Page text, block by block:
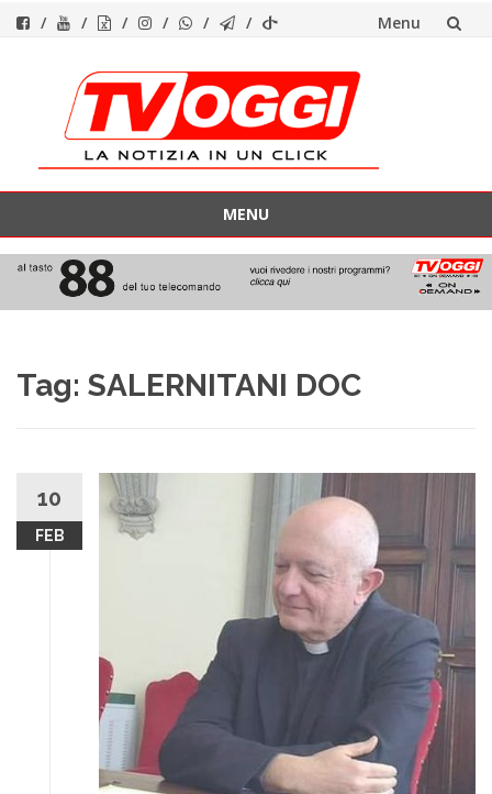
Menu
contenuto
MENU
contenuto
Tag: SALERNITANI DOC
10
FEB